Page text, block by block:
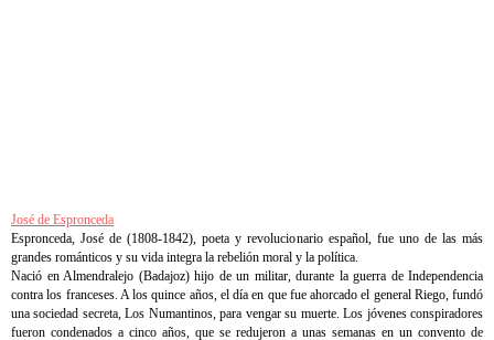
José de Espronceda
Espronceda, José de (1808-1842), poeta y revolucionario español, fue uno de las más
grandes románticos y su vida integra la rebelión moral y la política.
Nació en Almendralejo (Badajoz) hijo de un militar, durante la guerra de Independencia
contra los franceses. A los quince años, el día en que fue ahorcado el general Riego, fundó
una sociedad secreta, Los Numantinos, para vengar su muerte. Los jóvenes conspiradores
fueron condenados a cinco años, que se redujeron a unas semanas en un convento de